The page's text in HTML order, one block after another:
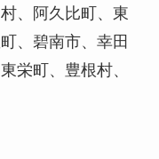
、阿久比町、東
、碧南市、幸田
栄町、豊根村、